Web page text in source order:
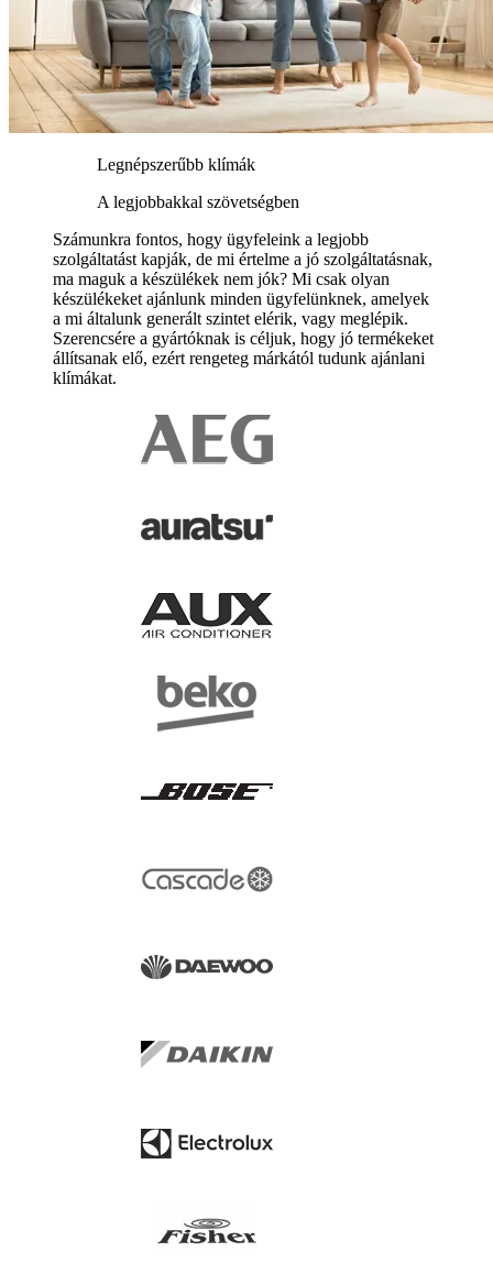
Legnépszerűbb klímák
A legjobbakkal szövetségben
Számunkra fontos, hogy ügyfeleink a legjobb
szolgáltatást kapják, de mi értelme a jó szolgáltatásnak,
ma maguk a készülékek nem jók? Mi csak olyan
készülékeket ajánlunk minden ügyfelünknek, amelyek
a mi általunk generált szintet elérik, vagy meglépik.
Szerencsére a gyártóknak is céljuk, hogy jó termékeket
állítsanak elő, ezért rengeteg márkától tudunk ajánlani
klímákat.